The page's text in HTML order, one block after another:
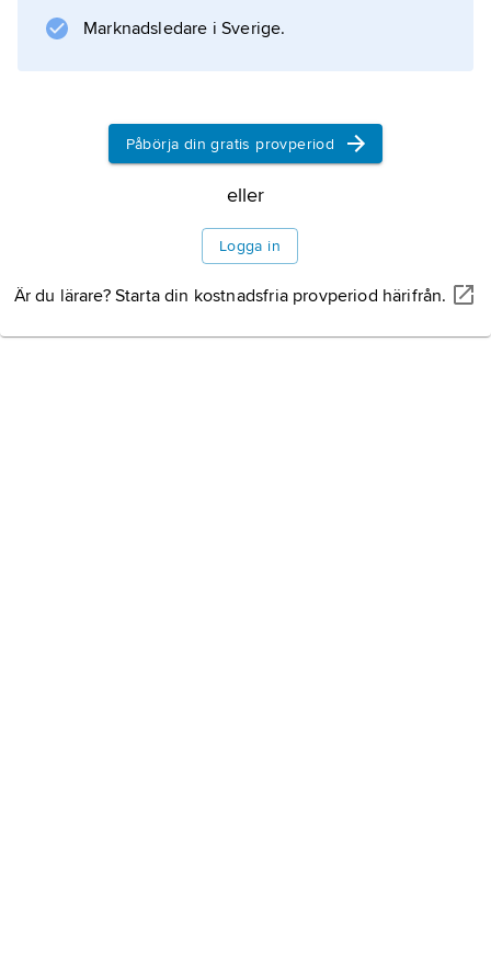
blixtvakuumpyrolys
för att mycket snabbt sönderdela en organisk
Marknadsledare i Sverige.
Påbörja din gratis provperiod
eller
Logga in
Är du lärare? Starta din kostnadsfria provperiod härifrån.